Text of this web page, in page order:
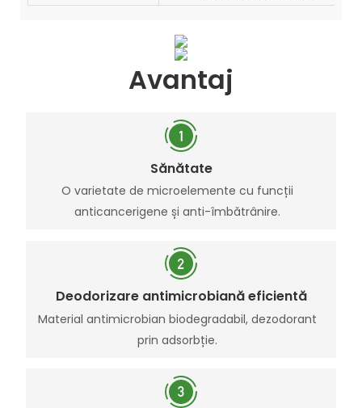
Avantaj
Sănătate
O varietate de microelemente cu funcții
anticancerigene și anti-îmbătrânire.
Deodorizare antimicrobiană eficientă
Material antimicrobian biodegradabil, dezodorant
prin adsorbție.